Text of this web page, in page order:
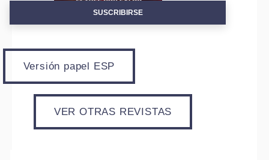
SUSCRIBIRSE
Versión papel ESP
VER OTRAS REVISTAS